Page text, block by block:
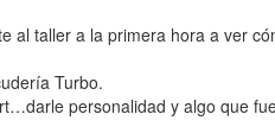
al taller a la primera hora a ver
Turbo.
personalidad y algo que